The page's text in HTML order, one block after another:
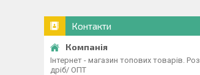
Контакти
Інтернет - магазин топових товарів. Роз
дріб/ ОПТ